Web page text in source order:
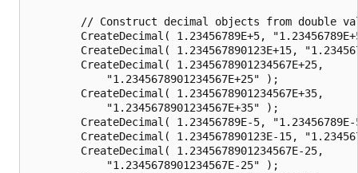
// Construct decimal objects from double
CreateDecimal( 1.23456789E+5,
CreateDecimal( 1.234567890123E+15,
        CreateDecimal( 1.2345678901234567E+25,
            "1.2345678901234567E+25" );
        CreateDecimal( 1.2345678901234567E+35,
            "1.2345678901234567E+35" );
CreateDecimal( 1.23456789E-5,
CreateDecimal( 1.234567890123E-15,
        CreateDecimal( 1.2345678901234567E-25,
            "1.2345678901234567E-25" );